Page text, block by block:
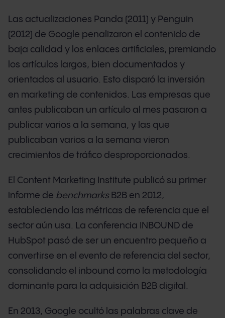
Las actualizaciones Panda (2011) y Penguin
(2012) de Google penalizaron el contenido de
baja calidad y los enlaces artificiales, premiando
los artículos largos, bien documentados y
orientados al usuario. Esto disparó la inversión
en marketing de contenidos. Las empresas que
antes publicaban un artículo al mes pasaron a
publicar varios a la semana, y las que
publicaban varios a la semana vieron
crecimientos de tráfico desproporcionados.
El Content Marketing Institute publicó su primer
informe de benchmarksB2B en 2012,
estableciendo las métricas de referencia que el
sector aún usa. La conferencia INBOUND de
HubSpot pasó de ser un encuentro pequeño a
convertirse en el evento de referencia del sector,
consolidando el inbound como la metodología
dominante para la adquisición B2B digital.
En 2013, Google ocultó las palabras clave de